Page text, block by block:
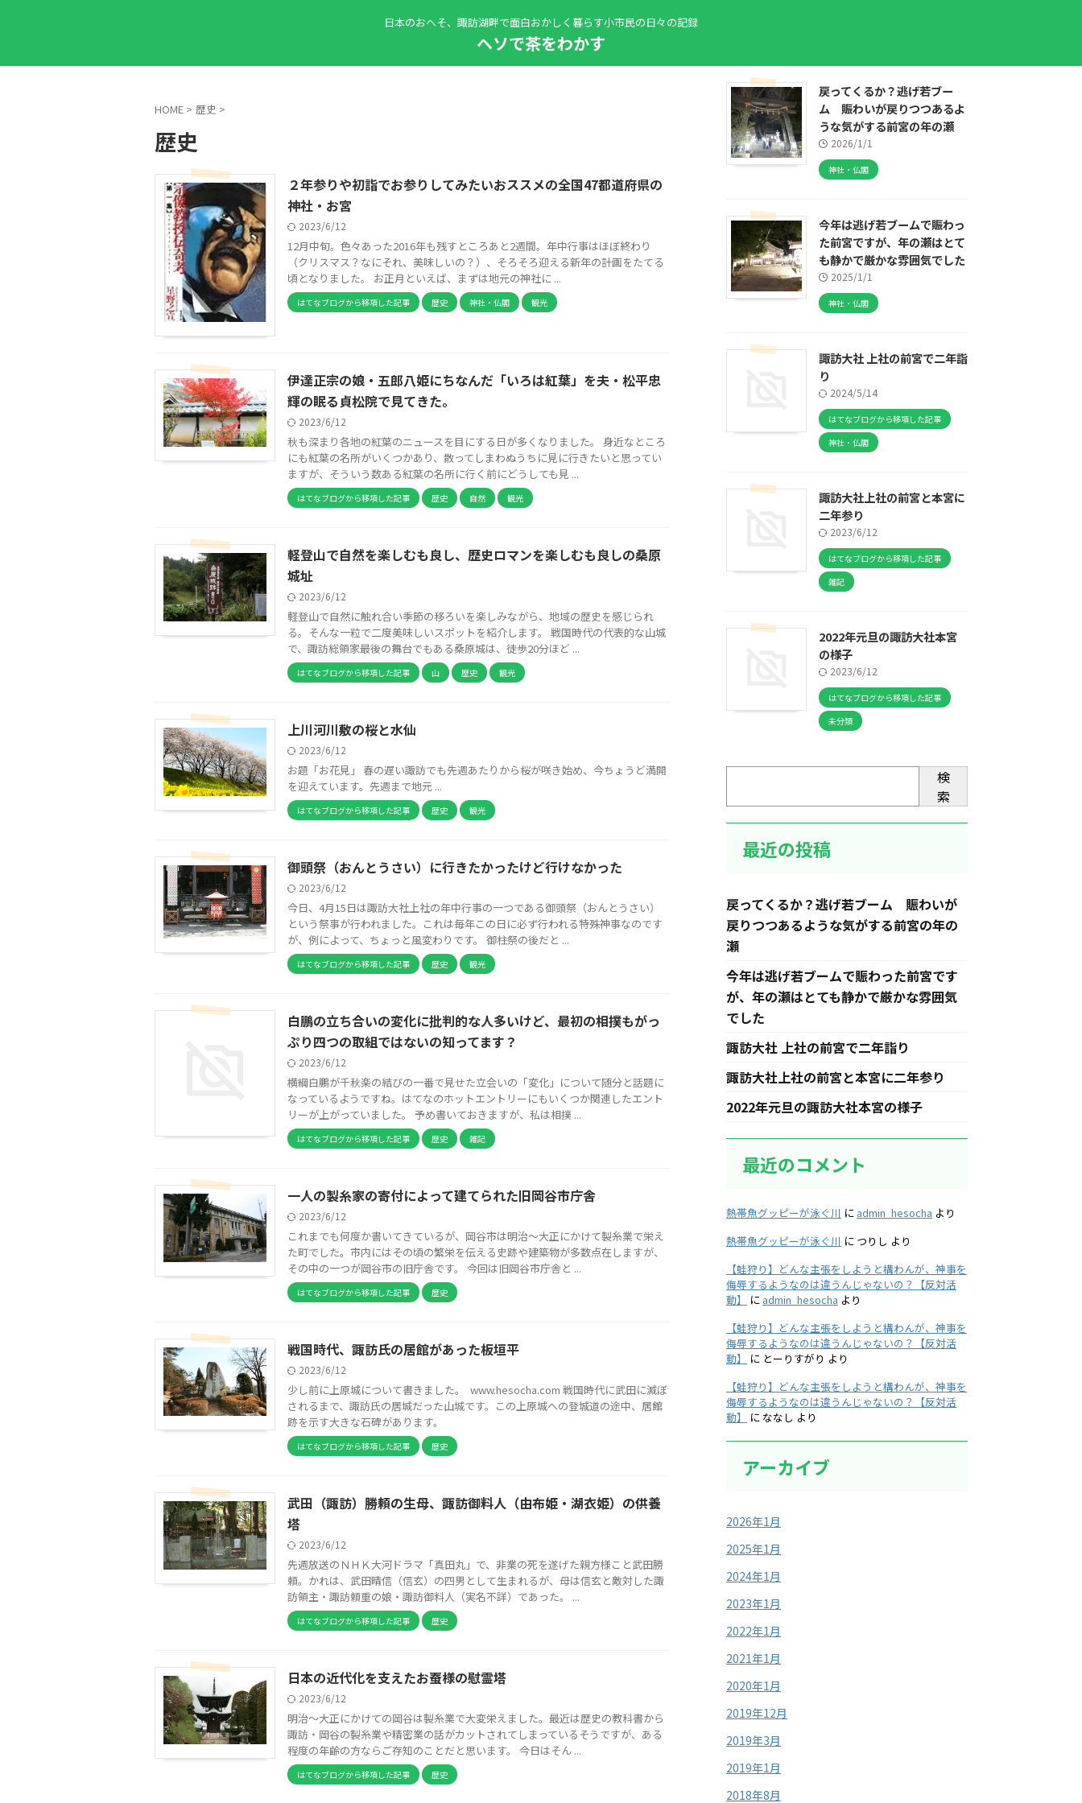
日本のおへそ、諏訪湖畔で面白おかしく暮らす小市民の日々の記録
ヘソで茶をわかす
HOME > 歴史 >
歴史
２年参りや初詣でお参りしてみたいおススメの全国47都道府県の
神社・お宮
2023/6/12
12月中旬。色々あった2016年も残すところあと2週間。年中行事はほぼ終わり
（クリスマス？なにそれ、美味しいの？）、そろそろ迎える新年の計画をたてる
頃となりました。 お正月といえば、まずは地元の神社に ...
はてなブログから移項した記事 歴史 神社・仏閣 観光
伊達正宗の娘・五郎八姫にちなんだ「いろは紅葉」を夫・松平忠
輝の眠る貞松院で見てきた。
2023/6/12
秋も深まり各地の紅葉のニュースを目にする日が多くなりました。 身近なところ
にも紅葉の名所がいくつかあり、散ってしまわぬうちに見に行きたいと思ってい
ますが、そういう数ある紅葉の名所に行く前にどうしても見 ...
はてなブログから移項した記事 歴史 自然 観光
軽登山で自然を楽しむも良し、歴史ロマンを楽しむも良しの桑原
城址
2023/6/12
軽登山で自然に触れ合い季節の移ろいを楽しみながら、地域の歴史を感じられ
る。そんな一粒で二度美味しいスポットを紹介します。 戦国時代の代表的な山城
で、諏訪総領家最後の舞台でもある桑原城は、徒歩20分ほど ...
はてなブログから移項した記事 山 歴史 観光
上川河川敷の桜と水仙
2023/6/12
お題「お花見」 春の遅い諏訪でも先週あたりから桜が咲き始め、今ちょうど満開
を迎えています。先週まで地元 ...
はてなブログから移項した記事 歴史 観光
御頭祭（おんとうさい）に行きたかったけど行けなかった
2023/6/12
今日、4月15日は諏訪大社上社の年中行事の一つである御頭祭（おんとうさい）
という祭事が行われました。これは毎年この日に必ず行われる特殊神事なのです
が、例によって、ちょっと風変わりです。 御柱祭の後だと ...
はてなブログから移項した記事 歴史 観光
白鵬の立ち合いの変化に批判的な人多いけど、最初の相撲もがっ
ぷり四つの取組ではないの知ってます？
2023/6/12
横綱白鵬が千秋楽の結びの一番で見せた立会いの「変化」について随分と話題に
なっているようですね。はてなのホットエントリーにもいくつか関連したエント
リーが上がっていました。 予め書いておきますが、私は相撲 ...
はてなブログから移項した記事 歴史 雑記
一人の製糸家の寄付によって建てられた旧岡谷市庁舎
2023/6/12
これまでも何度か書いてきているが、岡谷市は明治～大正にかけて製糸業で栄え
た町でした。市内にはその頃の繁栄を伝える史跡や建築物が多数点在しますが、
その中の一つが岡谷市の旧庁舎です。 今回は旧岡谷市庁舎と ...
はてなブログから移項した記事 歴史
戦国時代、諏訪氏の居館があった板垣平
2023/6/12
少し前に上原城について書きました。 www.hesocha.com 戦国時代に武田に滅ぼ
されるまで、諏訪氏の居城だった山城です。この上原城への登城道の途中、居館
跡を示す大きな石碑があります。
はてなブログから移項した記事 歴史
武田（諏訪）勝頼の生母、諏訪御料人（由布姫・湖衣姫）の供養
塔
2023/6/12
先週放送のＮＨＫ大河ドラマ「真田丸」で、非業の死を遂げた親方様こと武田勝
頼。かれは、武田晴信（信玄）の四男として生まれるが、母は信玄と敵対した諏
訪領主・諏訪頼重の娘・諏訪御料人（実名不詳）であった。 ...
はてなブログから移項した記事 歴史
日本の近代化を支えたお蚕様の慰霊塔
2023/6/12
明治～大正にかけての岡谷は製糸業で大変栄えました。最近は歴史の教科書から
諏訪・岡谷の製糸業や精密業の話がカットされてしまっているそうですが、ある
程度の年齢の方ならご存知のことだと思います。 今日はそん ...
はてなブログから移項した記事 歴史
戻ってくるか？逃げ若ブー
ム 賑わいが戻りつつあるよ
うな気がする前宮の年の瀬
2026/1/1
神社・仏閣
今年は逃げ若ブームで賑わっ
た前宮ですが、年の瀬はとて
も静かで厳かな雰囲気でした
2025/1/1
神社・仏閣
諏訪大社 上社の前宮で二年詣
り
2024/5/14
はてなブログから移項した記事
神社・仏閣
諏訪大社上社の前宮と本宮に
二年参り
2023/6/12
はてなブログから移項した記事
雑記
2022年元旦の諏訪大社本宮
の様子
2023/6/12
はてなブログから移項した記事
未分類
検
索
最近の投稿
戻ってくるか？逃げ若ブーム 賑わいが
戻りつつあるような気がする前宮の年の
瀬
今年は逃げ若ブームで賑わった前宮です
が、年の瀬はとても静かで厳かな雰囲気
でした
諏訪大社 上社の前宮で二年詣り
諏訪大社上社の前宮と本宮に二年参り
2022年元旦の諏訪大社本宮の様子
最近のコメント
熱帯魚グッピーが泳ぐ川 に admin_hesocha より
熱帯魚グッピーが泳ぐ川 に つりし より
【蛙狩り】どんな主張をしようと構わんが、神事を
侮辱するようなのは違うんじゃないの？【反対活
動】
に admin_hesocha より
【蛙狩り】どんな主張をしようと構わんが、神事を
侮辱するようなのは違うんじゃないの？【反対活
動】
に とーりすがり より
【蛙狩り】どんな主張をしようと構わんが、神事を
侮辱するようなのは違うんじゃないの？【反対活
動】
に ななし より
アーカイブ
2026年1月
2025年1月
2024年1月
2023年1月
2022年1月
2021年1月
2020年1月
2019年12月
2019年3月
2019年1月
2018年8月